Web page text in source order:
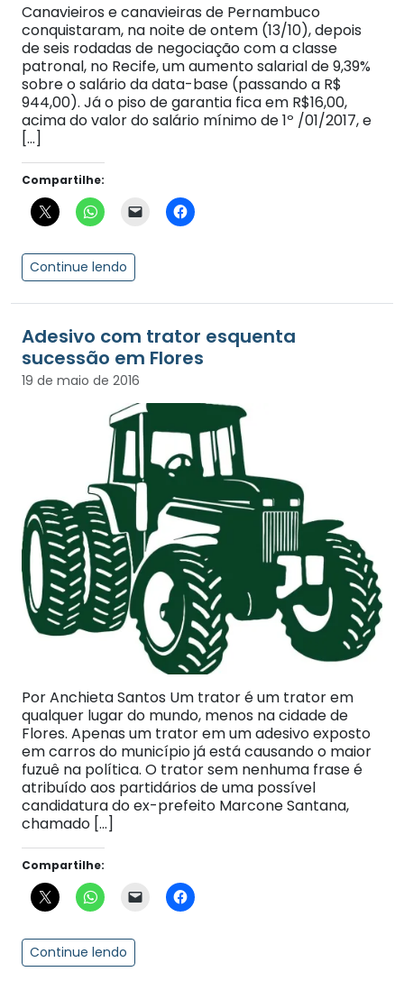
Canavieiros e canavieiras de Pernambuco
conquistaram, na noite de ontem (13/10), depois
de seis rodadas de negociação com a classe
patronal, no Recife, um aumento salarial de 9,39%
sobre o salário da data-base (passando a R$
944,00). Já o piso de garantia fica em R$16,00,
acima do valor do salário mínimo de 1º /01/2017, e
[…]
Compartilhe:
Continue lendo
Adesivo com trator esquenta
sucessão em Flores
19 de maio de 2016
Por Anchieta Santos Um trator é um trator em
qualquer lugar do mundo, menos na cidade de
Flores. Apenas um trator em um adesivo exposto
em carros do município já está causando o maior
fuzuê na política. O trator sem nenhuma frase é
atribuído aos partidários de uma possível
candidatura do ex-prefeito Marcone Santana,
chamado […]
Compartilhe:
Continue lendo